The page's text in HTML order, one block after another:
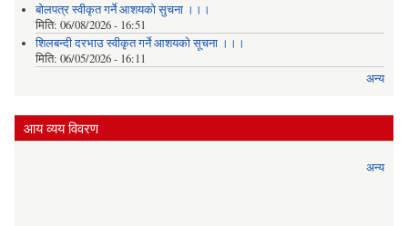
बोलपत्र स्वीकृत गर्ने आशयको सुचना ।।।
मिति: 06/08/2026 - 16:51
शिलबन्दी दरभाउ स्वीकृत गर्ने आशयको सूचना ।।।
मिति: 06/05/2026 - 16:11
अन्य
आय व्यय विवरण
अन्य